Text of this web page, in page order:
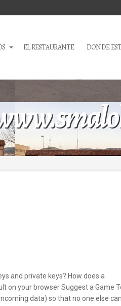
EL RESTAURANTE DONDE
and private keys? How does a
on your browser Suggest a Game
data) so that no one else can